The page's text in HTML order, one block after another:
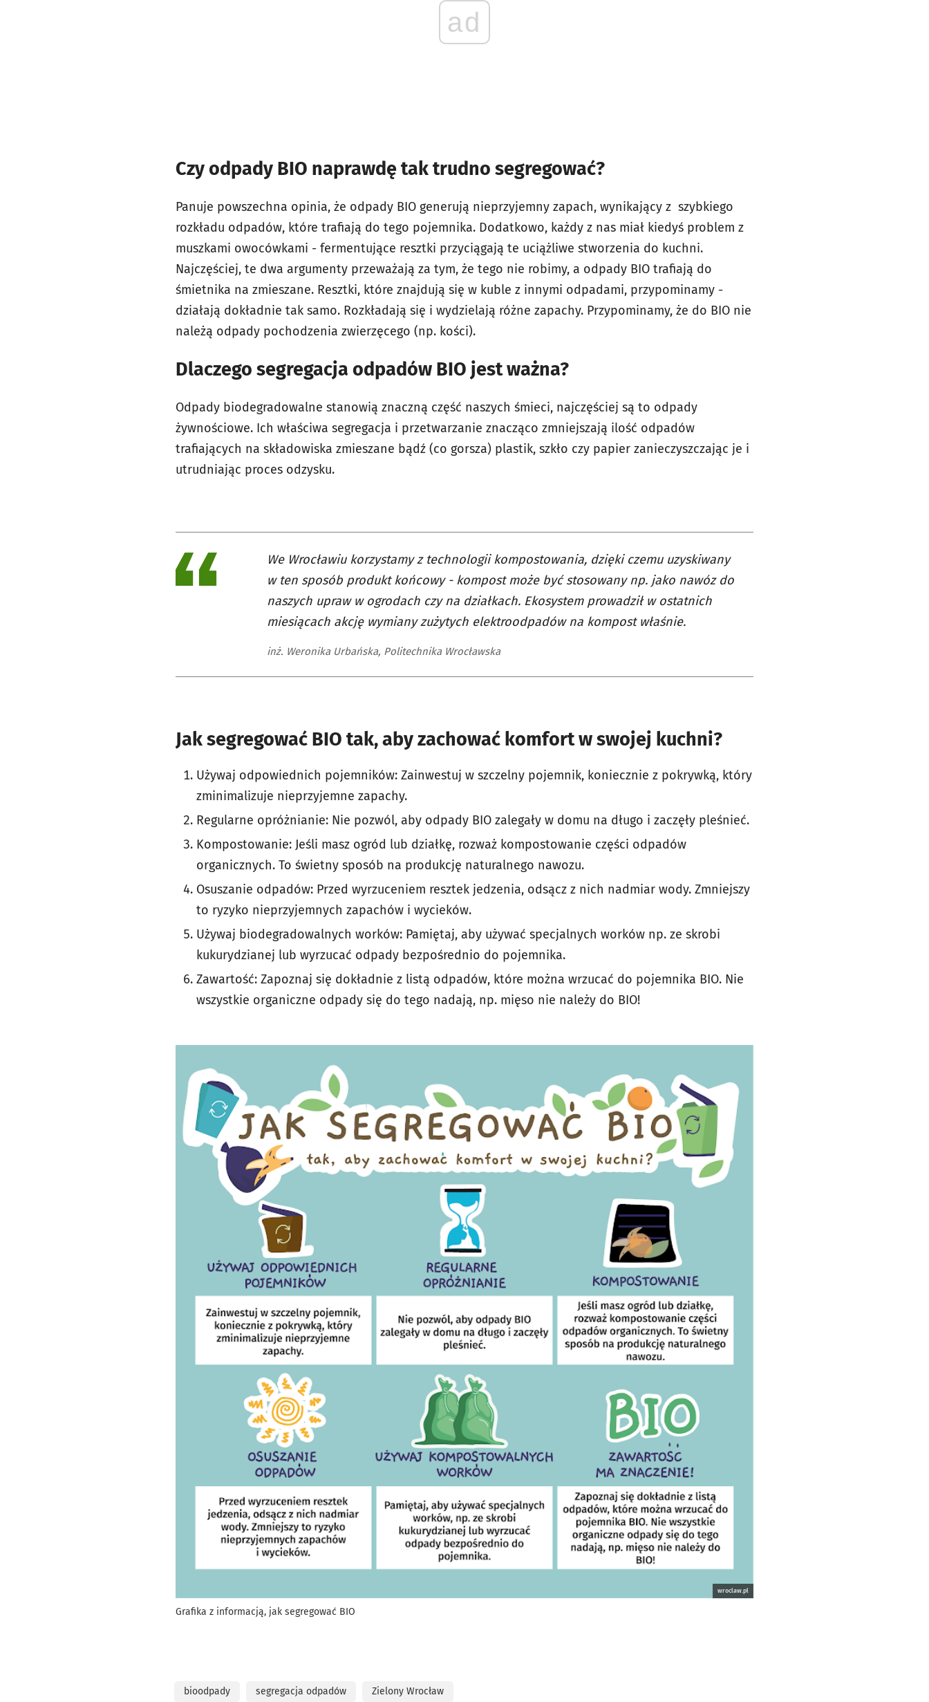
ad
Czy odpady BIO naprawdę tak trudno segregować?
Panuje powszechna opinia, że odpady BIO generują nieprzyjemny zapach, wynikający z szybkiego
rozkładu odpadów, które trafiają do tego pojemnika. Dodatkowo, każdy z nas miał kiedyś problem z
muszkami owocówkami - fermentujące resztki przyciągają te uciążliwe stworzenia do kuchni.
Najczęściej, te dwa argumenty przeważają za tym, że tego nie robimy, a odpady BIO trafiają do
śmietnika na zmieszane. Resztki, które znajdują się w kuble z innymi odpadami, przypominamy -
działają dokładnie tak samo. Rozkładają się i wydzielają różne zapachy. Przypominamy, że do BIO nie
należą odpady pochodzenia zwierzęcego (np. kości).
Dlaczego segregacja odpadów BIO jest ważna?
Odpady biodegradowalne stanowią znaczną część naszych śmieci, najczęściej są to odpady
żywnościowe. Ich właściwa segregacja i przetwarzanie znacząco zmniejszają ilość odpadów
trafiających na składowiska zmieszane bądź (co gorsza) plastik, szkło czy papier zanieczyszczając je i
utrudniając proces odzysku.
We Wrocławiu korzystamy z technologii kompostowania, dzięki czemu uzyskiwany
w ten sposób produkt końcowy - kompost może być stosowany np. jako nawóz do
naszych upraw w ogrodach czy na działkach. Ekosystem prowadził w ostatnich
miesiącach akcję wymiany zużytych elektroodpadów na kompost właśnie.
inż. Weronika Urbańska, Politechnika Wrocławska
Jak segregować BIO tak, aby zachować komfort w swojej kuchni?
Używaj odpowiednich pojemników: Zainwestuj w szczelny pojemnik, koniecznie z pokrywką, który
zminimalizuje nieprzyjemne zapachy.
Regularne opróżnianie: Nie pozwól, aby odpady BIO zalegały w domu na długo i zaczęły pleśnieć.
Kompostowanie: Jeśli masz ogród lub działkę, rozważ kompostowanie części odpadów
organicznych. To świetny sposób na produkcję naturalnego nawozu.
Osuszanie odpadów: Przed wyrzuceniem resztek jedzenia, odsącz z nich nadmiar wody. Zmniejszy
to ryzyko nieprzyjemnych zapachów i wycieków.
Używaj biodegradowalnych worków: Pamiętaj, aby używać specjalnych worków np. ze skrobi
kukurydzianej lub wyrzucać odpady bezpośrednio do pojemnika.
Zawartość: Zapoznaj się dokładnie z listą odpadów, które można wrzucać do pojemnika BIO. Nie
wszystkie organiczne odpady się do tego nadają, np. mięso nie należy do BIO!
wroclaw.pl
Grafika z informacją, jak segregować BIO
bioodpady segregacja odpadów Zielony Wrocław